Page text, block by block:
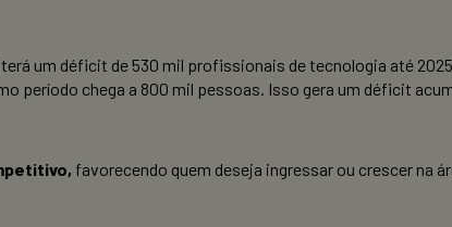
um déficit de 530 mil profissionais de tecnologia até
período chega a 800 mil pessoas. Isso gera um déficit
favorecendo quem deseja ingressar ou crescer na